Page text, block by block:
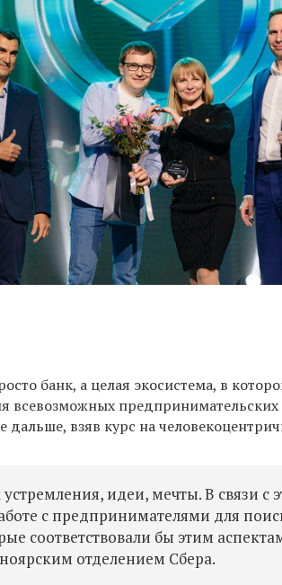
банк, а целая экосистема, в
всевозможных предпринимательских
взяв курс на
идеи, мечты. В связи с
с предпринимателями для
соответствовали бы этим
отделением Сбера.